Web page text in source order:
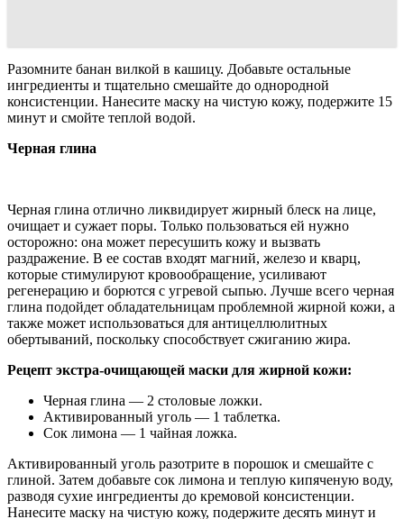
Разомните банан вилкой в кашицу. Добавьте остальные
ингредиенты и тщательно смешайте до однородной
консистенции. Нанесите маску на чистую кожу, подержите 15
минут и смойте теплой водой.
Черная глина
Черная глина отлично ликвидирует жирный блеск на лице,
очищает и сужает поры. Только пользоваться ей нужно
осторожно: она может пересушить кожу и вызвать
раздражение. В ее состав входят магний, железо и кварц,
которые стимулируют кровообращение, усиливают
регенерацию и борются с угревой сыпью. Лучше всего черная
глина подойдет обладательницам проблемной жирной кожи, а
также может использоваться для антицеллюлитных
обертываний, поскольку способствует сжиганию жира.
Рецепт экстра-очищающей маски для жирной кожи:
Черная глина — 2 столовые ложки.
Активированный уголь — 1 таблетка.
Сок лимона — 1 чайная ложка.
Активированный уголь разотрите в порошок и смешайте с
глиной. Затем добавьте сок лимона и теплую кипяченую воду,
разводя сухие ингредиенты до кремовой консистенции.
Нанесите маску на чистую кожу, подержите десять минут и